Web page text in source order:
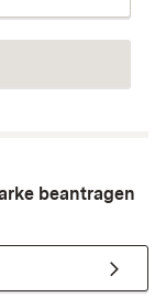
beantragen